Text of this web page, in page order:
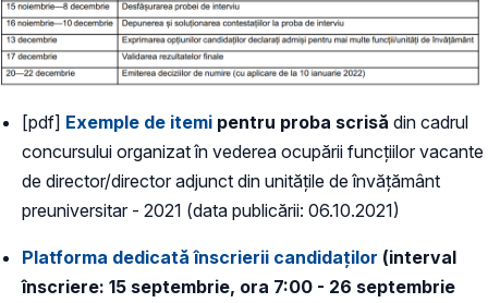
[pdf] Exemple de itemi pentru proba scrisă din cadrul
concursului organizat în vederea ocupării funcțiilor vacante
de director/director adjunct din unitățile de învățământ
preuniversitar - 2021 (data publicării: 06.10.2021)
Platforma dedicată înscrierii candidaților (interval
înscriere: 15 septembrie, ora 7:00 - 26 septembrie